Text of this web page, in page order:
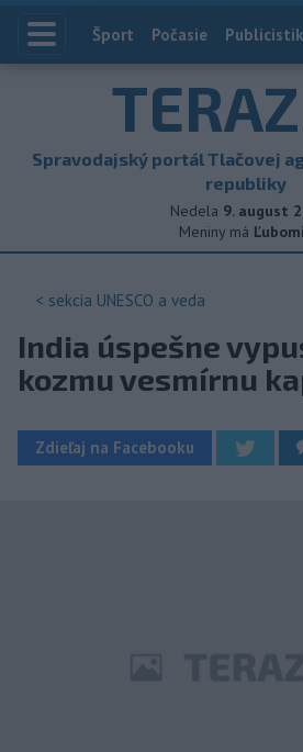
Index
Šport Počasie
TERAZ
Spravodajský portál Tlačovej
republiky
Nedela 9. august
Meniny má
< sekcia UNESCO a veda
India úspešne
kozmu vesmírnu
Zdieľaj na Facebooku